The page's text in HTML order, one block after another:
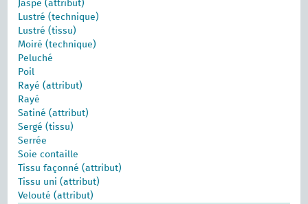
Jaspé (attribut)
Lustré (technique)
Lustré (tissu)
Moiré (technique)
Peluché
Poil
Rayé (attribut)
Rayé
Satiné (attribut)
Sergé (tissu)
Serrée
Soie contaille
Tissu façonné (attribut)
Tissu uni (attribut)
Velouté (attribut)